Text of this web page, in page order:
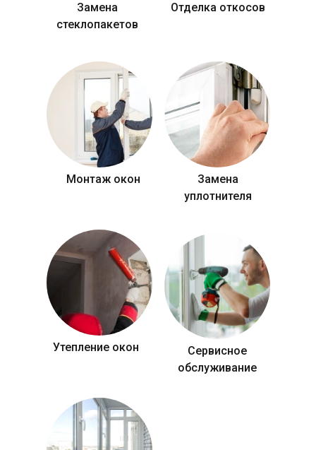
Замена
стеклопакетов
Отделка откосов
Монтаж окон
Замена
уплотнителя
Утепление окон
Сервисное
обслуживание